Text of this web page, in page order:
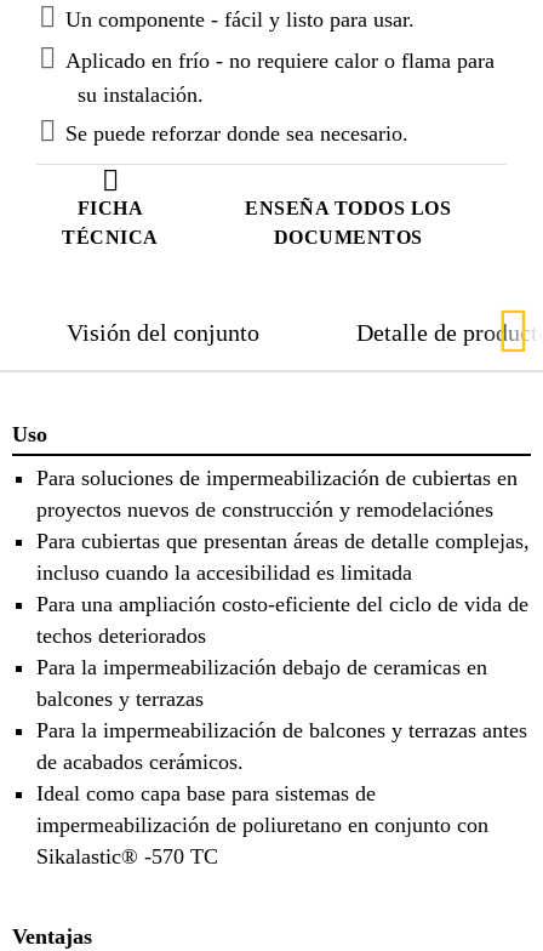
FICHA
TÉCNICA
ENSEÑA TODOS LOS
DOCUMENTOS
como tambien por debajo de cerámicos en balcones
y terrazas. Sikalastic®-612 Diseñado bajo la
Tecnología MTC que le permite ser expuesto al agua
de lluvia después de 10 minutos de aplicado, sin
formación de burbujas.
Un componente - fácil y listo para usar.
Aplicado en frío - no requiere calor o flama para
su instalación.
Se puede reforzar donde sea necesario.
Visión del conjunto Detalle de
Uso
Para soluciones de impermeabilización de cubiertas en
proyectos nuevos de construcción y remodelaciónes
Para cubiertas que presentan áreas de detalle complejas,
incluso cuando la accesibilidad es limitada
Para una ampliación costo-eficiente del ciclo de vida de
techos deteriorados
Para la impermeabilización debajo de ceramicas en
balcones y terrazas
Para la impermeabilización de balcones y terrazas antes
de acabados cerámicos.
Ideal como capa base para sistemas de
impermeabilización de poliuretano en conjunto con
Sikalastic® -570 TC
Ventajas